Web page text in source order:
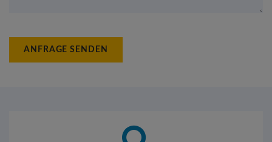
ANFRAGE SENDEN